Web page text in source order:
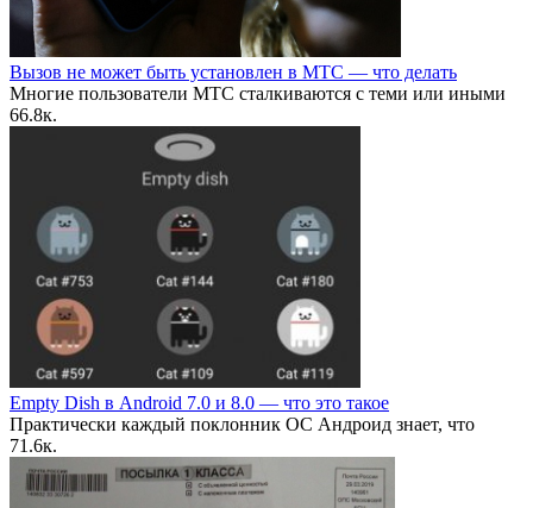
Вызов не может быть установлен в МТС — что делать
Многие пользователи МТС сталкиваются с теми или иными
66.8к.
Empty Dish в Android 7.0 и 8.0 — что это такое
Практически каждый поклонник ОС Андроид знает, что
71.6к.